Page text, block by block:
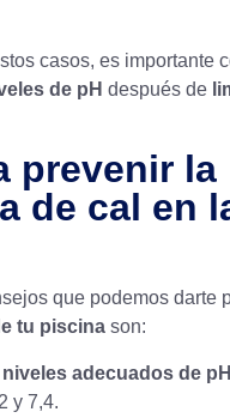
casos, es importante
de pH después de
prevenir la
de cal en
que podemos darte
tu piscina son:
niveles adecuados de pH
y 7,4.